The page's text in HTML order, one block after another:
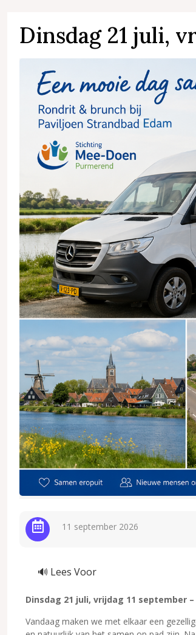
Dinsdag 21 juli,
11 september 2026
🔊 Lees Voor
Dinsdag 21 juli, vrijdag 11 september
Vandaag maken we met elkaar een